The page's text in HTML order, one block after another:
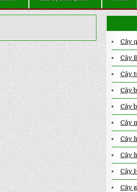
Cây
Cây
Cây
Cây
Cây
Cây
Cây
Cây
Cây
Cây